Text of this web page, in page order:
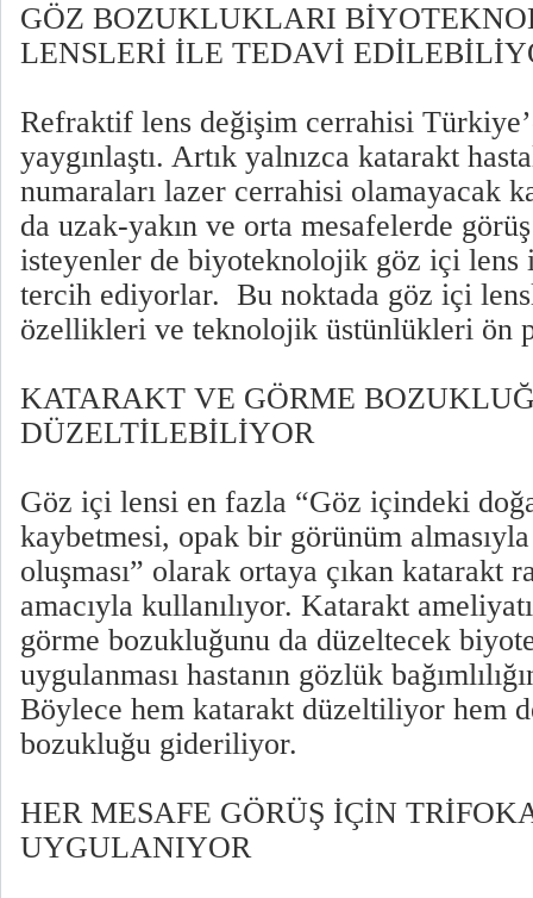
GÖZ BOZUKLUKLARI
LENSLERİ İLE TEDAVİ
Refraktif lens değişim cerrahisi
yaygınlaştı. Artık yalnızca katarakt
numaraları lazer cerrahisi olamayacak
da uzak-yakın ve orta mesafelerde
isteyenler de biyoteknolojik göz içi lens
tercih ediyorlar. Bu noktada göz içi
özellikleri ve teknolojik üstünlükleri ön
KATARAKT VE GÖRME
DÜZELTİLEBİLİYOR
Göz içi lensi en fazla “Göz içindeki
kaybetmesi, opak bir görünüm almasıyla
oluşması” olarak ortaya çıkan katarakt
amacıyla kullanılıyor. Katarakt ameliyatı
görme bozukluğunu da düzeltecek
uygulanması hastanın gözlük
Böylece hem katarakt düzeltiliyor hem
bozukluğu gideriliyor.
HER MESAFE GÖRÜŞ İÇİN
UYGULANIYOR